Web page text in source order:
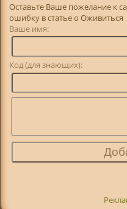
Оставьте Ваше пожелание к
ошибку в статье о Оживиться
Ваше имя:
Код (для знающих):